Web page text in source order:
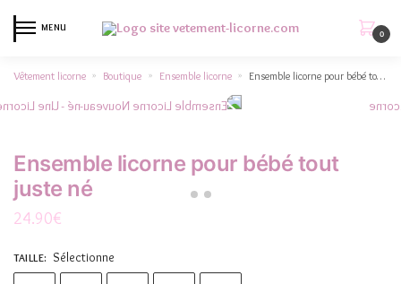
MENU
0
Vêtement licorne » Boutique » Ensemble licorne » Ensemble licorne pour bébé tout juste né
Ensemble licorne pour bébé tout
juste né
24.90€
TAILLE: Sélectionne